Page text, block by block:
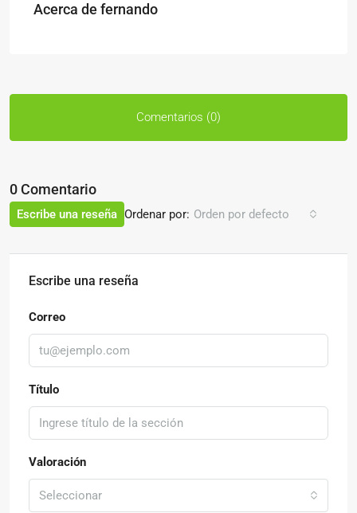
Acerca de fernando
Comentarios (0)
0 Comentario
Ordenar por: Orden por defecto
Escribe una reseña
Escribe una reseña
Correo
Título
Valoración
Seleccionar